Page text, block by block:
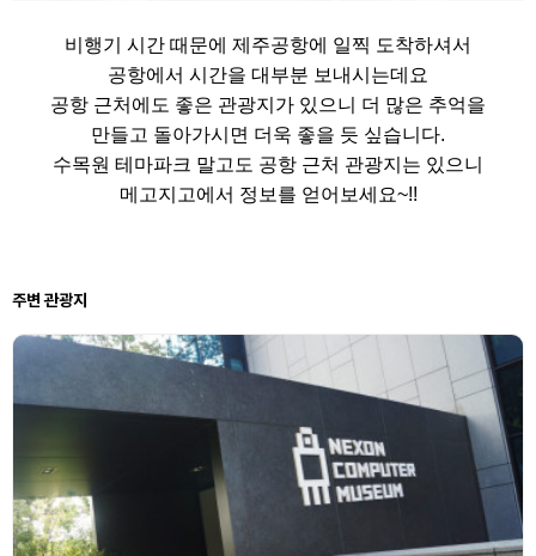
비행기 시간 때문에 제주공항에 일찍 도착하셔서
공항에서 시간을 대부분 보내시는데요
공항 근처에도 좋은 관광지가 있으니 더 많은 추억을
만들고 돌아가시면 더욱 좋을 듯 싶습니다.
수목원 테마파크 말고도 공항 근처 관광지는 있으니
메고지고에서 정보를 얻어보세요~!!
주변 관광지